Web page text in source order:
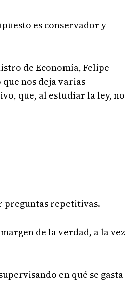
es conservador y
de Economía, Felipe
nos deja varias
que, al estudiar la ley, no
preguntas repetitivas.
de la verdad, a la vez
en qué se gasta